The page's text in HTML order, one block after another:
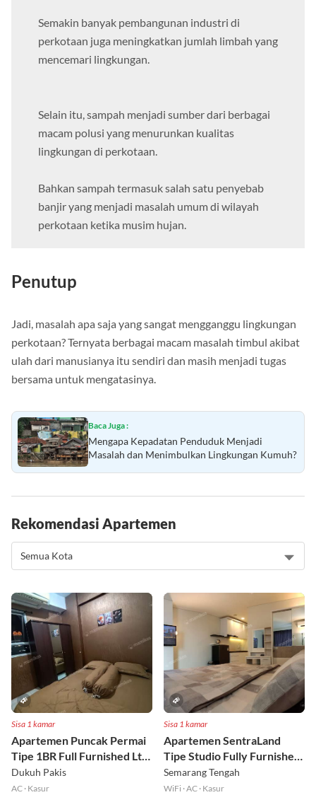
Semakin banyak pembangunan industri di
perkotaan juga meningkatkan jumlah limbah yang
mencemari lingkungan.
Selain itu, sampah menjadi sumber dari berbagai
macam polusi yang menurunkan kualitas
lingkungan di perkotaan.
Bahkan sampah termasuk salah satu penyebab
banjir yang menjadi masalah umum di wilayah
perkotaan ketika musim hujan.
Penutup
Jadi, masalah apa saja yang sangat mengganggu lingkungan
perkotaan? Ternyata berbagai macam masalah timbul akibat
ulah dari manusianya itu sendiri dan masih menjadi tugas
bersama untuk mengatasinya.
Baca Juga :
Mengapa Kepadatan Penduduk Menjadi
Masalah dan Menimbulkan Lingkungan Kumuh?
Rekomendasi Apartemen
Sisa 1 kamar
Apartemen Puncak Permai
Tipe 1BR Full Furnished Lt
18
Dukuh Pakis
AC · Kasur
Sisa 1 kamar
Apartemen SentraLand
Tipe Studio Fully Furnished
Lt 8
Semarang Tengah
WiFi ·AC · Kasur